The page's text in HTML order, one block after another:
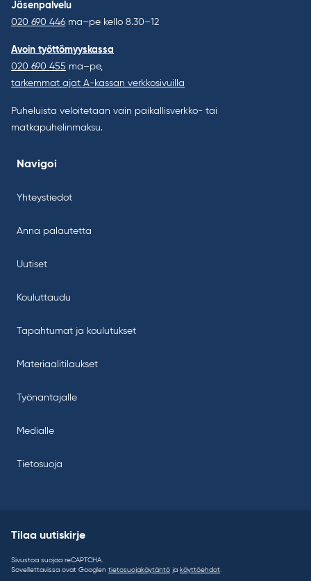
Jäsenpalvelu
020 690 446 ma–pe kello 8.30–12
Avoin työttömyyskassa
020 690 455 ma–pe,
tarkemmat ajat A-kassan verkkosivuilla
Puheluista veloitetaan vain paikallisverkko- tai
matkapuhelinmaksu.
Navigoi
Yhteystiedot
Anna palautetta
Uutiset
Kouluttaudu
Tapahtumat ja koulutukset
Materiaalitilaukset
Työnantajalle
Medialle
Tietosuoja
Tilaa uutiskirje
Sivustoa suojaa reCAPTCHA.
Sovellettavissa ovat Googlen tietosuojakäytäntö ja käyttöehdot.